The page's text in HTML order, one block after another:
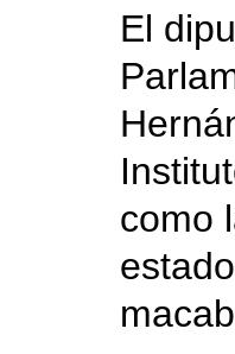
El
como